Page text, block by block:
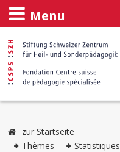
Menu
zur Startseite
Thèmes
Statistiques